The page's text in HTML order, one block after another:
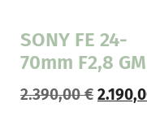
SONY FE 24-
70mm F2,8
2.390,00€